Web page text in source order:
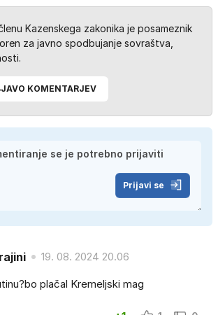
Kazenskega zakonika je posameznik
za javno spodbujanje sovraštva,
KOMENTARJEV
Prijavi se
19. 08. 2024 20.06
plačal Kremeljski mag